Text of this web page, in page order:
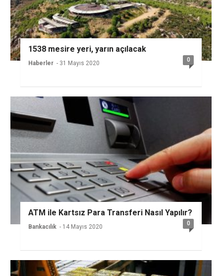
1538 mesire yeri, yarın açılacak
Haberler - 31 Mayıs 2020 0
ATM ile Kartsız Para Transferi Nasıl Yapılır?
Bankacılık - 14 Mayıs 2020 0